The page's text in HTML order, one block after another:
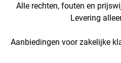
Alle rechten, fouten en
Levering
Aanbiedingen voor zakelijke